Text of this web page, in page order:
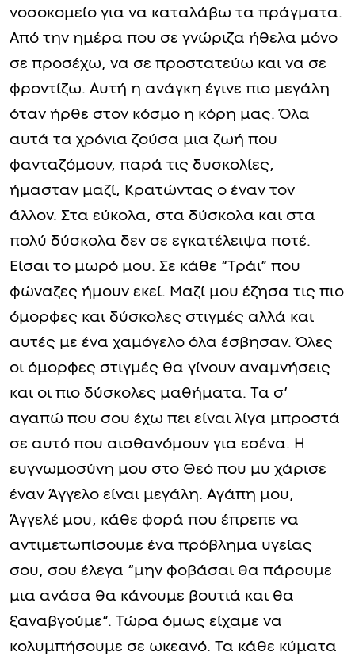
νοσοκομείο για να καταλάβω τα πράγματα.
Από την ημέρα που σε γνώριζα ήθελα μόνο
σε προσέχω, να σε προστατεύω και να σε
φροντίζω. Αυτή η ανάγκη έγινε πιο μεγάλη
όταν ήρθε στον κόσμο η κόρη μας. Όλα
αυτά τα χρόνια ζούσα μια ζωή που
φανταζόμουν, παρά τις δυσκολίες,
ήμασταν μαζί, Κρατώντας ο έναν τον
άλλον. Στα εύκολα, στα δύσκολα και στα
πολύ δύσκολα δεν σε εγκατέλειψα ποτέ.
Είσαι το μωρό μου. Σε κάθε “Τράι” που
φώναζες ήμουν εκεί. Μαζί μου έζησα τις πιο
όμορφες και δύσκολες στιγμές αλλά και
αυτές με ένα χαμόγελο όλα έσβησαν. Όλες
οι όμορφες στιγμές θα γίνουν αναμνήσεις
και οι πιο δύσκολες μαθήματα. Τα σ’
αγαπώ που σου έχω πει είναι λίγα μπροστά
σε αυτό που αισθανόμουν για εσένα. Η
ευγνωμοσύνη μου στο Θεό που μυ χάρισε
έναν Άγγελο είναι μεγάλη. Αγάπη μου,
Άγγελέ μου, κάθε φορά που έπρεπε να
αντιμετωπίσουμε ένα πρόβλημα υγείας
σου, σου έλεγα “μην φοβάσαι θα πάρουμε
μια ανάσα θα κάνουμε βουτιά και θα
ξαναβγούμε”. Τώρα όμως είχαμε να
κολυμπήσουμε σε ωκεανό. Τα κάθε κύματα